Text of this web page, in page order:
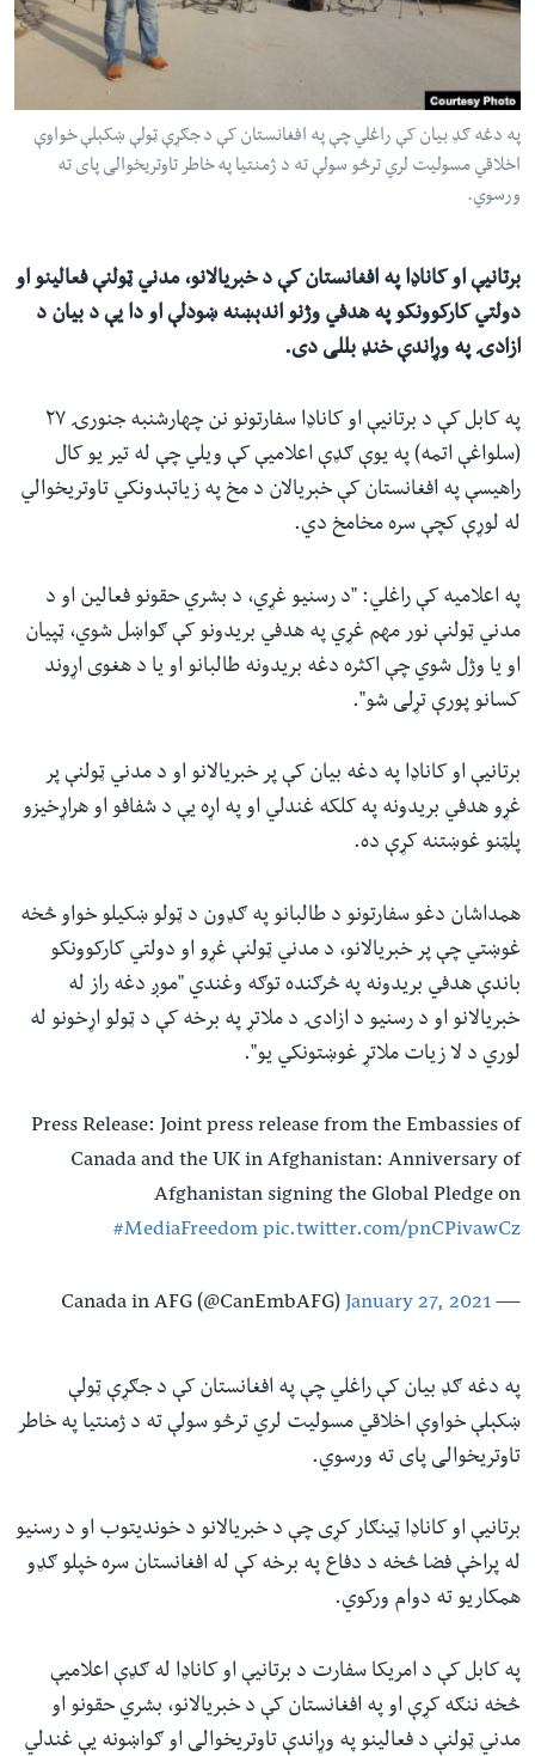
ځای
ته
لاړ
شئ
ژبې
په دغه ګډ بیان کې راغلي چې په افغانستان کې د جګړې ټولې ښکېلې خواوې
اخلاقي مسولیت لري ترڅو سولې ته د ژمنتیا په خاطر تاوتریخوالی پای ته
ورسوي.
برتانیې او کاناډا په افغانستان کې د خبریالانو، مدني ټولنې فعالینو او
دولتي کارکوونکو په هدفي وژنو اندېښنه ښودلې او دا یې د بیان د
ازادۍ په وړاندې خنډ بللی دی.
په کابل کې د برتانیې او کاناډا سفارتونو نن چهارشنبه جنورۍ ۲۷
(سلواغې اتمه) په یوې ګډې اعلامیې کې ویلي چې له تیر یو کال
راهیسې په افغانستان کې خبریالان د مخ په زیاتېدونکي تاوتریخوالي
له لوړې کچې سره مخامخ دي.
په اعلامیه کې راغلي: "د رسنیو غړي، د بشري حقونو فعالین او د
مدني ټولنې نور مهم غړي په هدفي بریدونو کې ګواښل شوي، ټپیان
او یا وژل شوي چې اکثره دغه بریدونه طالبانو او یا د هغوی اړوند
کسانو پورې تړلی شو".
برتانیې او کاناډا په دغه بیان کې پر خبریالانو او د مدني ټولنې پر
غړو هدفي بریدونه په کلکه غندلي او په اړه یې د شفافو او هراړخیزو
پلټنو غوښتنه کړې ده.
همداشان دغو سفارتونو د طالبانو په ګډون د ټولو ښکیلو خواو څخه
غوښتي چې پر خبریالانو، د مدني ټولنې غړو او دولتي کارکوونکو
باندې هدفي بریدونه په څرګنده توګه وغندي "موږ دغه راز له
خبریالانو او د رسنیو د ازادۍ د ملاتړ په برخه کې د ټولو اړخونو له
لوري د لا زیات ملاتړ غوښتونکي یو".
Press Release: Joint press release from the Embassies of
Canada and the UK in Afghanistan: Anniversary of
Afghanistan signing the Global Pledge on
#MediaFreedompic.twitter.com/pnCPivawCz
— Canada in AFG (@CanEmbAFG)
January 27, 2021
په دغه ګډ بیان کې راغلي چې په افغانستان کې د جګړې ټولې
ښکېلې خواوې اخلاقي مسولیت لري ترڅو سولې ته د ژمنتیا په خاطر
تاوتریخوالی پای ته ورسوي.
برتانیې او کاناډا ټینګار کړی چې د خبریالانو د خوندیتوب او د رسنیو
له پراخې فضا څخه د دفاع په برخه کې له افغانستان سره خپلو ګډو
همکاریو ته دوام ورکوي.
په کابل کې د امریکا سفارت د برتانیې او کاناډا له ګډې اعلامیې
څخه ننګه کړې او په افغانستان کې د خبریالانو، بشري حقونو او
مدني ټولنې د فعالینو په وړاندې تاوتریخوالی او ګواښونه یې غندلي